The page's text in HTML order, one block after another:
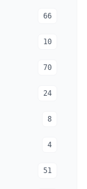
66
10
70
24
8
4
51